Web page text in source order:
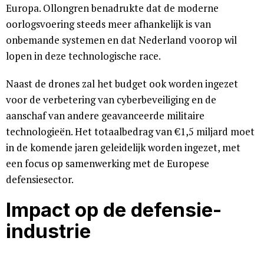
Europa. Ollongren benadrukte dat de moderne
oorlogsvoering steeds meer afhankelijk is van
onbemande systemen en dat Nederland voorop wil
lopen in deze technologische race.
Naast de drones zal het budget ook worden ingezet
voor de verbetering van cyberbeveiliging en de
aanschaf van andere geavanceerde militaire
technologieën. Het totaalbedrag van €1,5 miljard moet
in de komende jaren geleidelijk worden ingezet, met
een focus op samenwerking met de Europese
defensiesector.
Impact op de defensie-
industrie